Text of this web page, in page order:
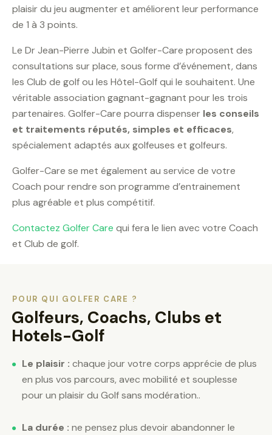
plaisir du jeu augmenter et améliorent leur performance
de 1 à 3 points.
Le Dr Jean-Pierre Jubin et Golfer-Care proposent des
consultations sur place, sous forme d’événement, dans
les Club de golf ou les Hôtel-Golf qui le souhaitent. Une
véritable association gagnant-gagnant pour les trois
partenaires. Golfer-Care pourra dispenser les conseils
et traitements réputés, simples et efficaces,
spécialement adaptés aux golfeuses et golfeurs.
Golfer-Care se met également au service de votre
Coach pour rendre son programme d’entrainement
plus agréable et plus compétitif.
Contactez Golfer Care qui fera le lien avec votre Coach
et Club de golf.
POUR QUI GOLFER CARE ?
Golfeurs, Coachs, Clubs et
Hotels-Golf
Le plaisir : chaque jour votre corps apprécie de plus
en plus vos parcours, avec mobilité et souplesse
pour un plaisir du Golf sans modération..
La durée : ne pensez plus devoir abandonner le